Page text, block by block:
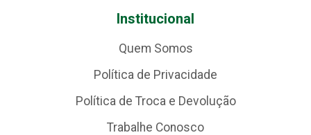
Institucional
Quem Somos
Política de Privacidade
Política de Troca e Devolução
Trabalhe Conosco